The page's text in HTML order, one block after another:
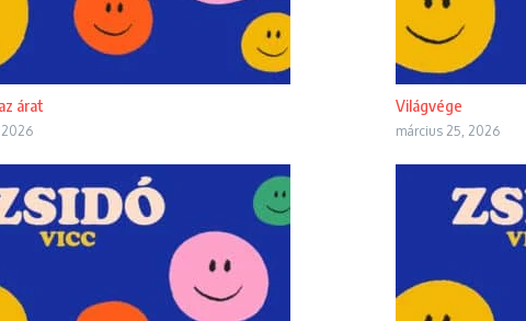
árat Világvége
március 25, 2026